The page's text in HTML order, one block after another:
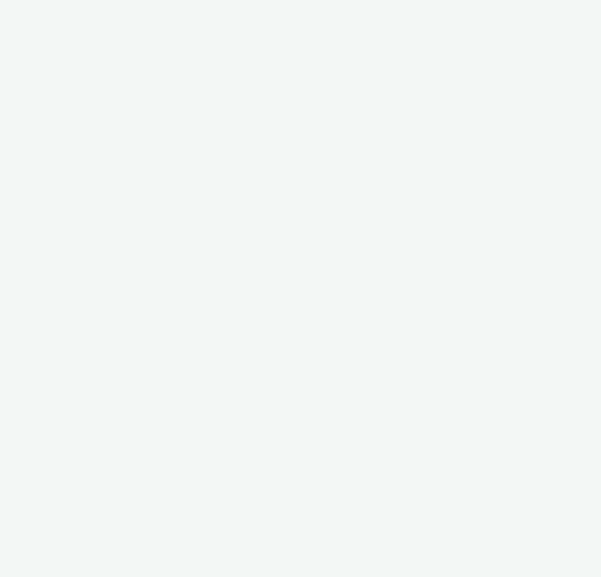
und Zugehörigen erbracht werden. Auch weitere
Weltgesundheitsorganisation (WHO) zusammengefasst. Für